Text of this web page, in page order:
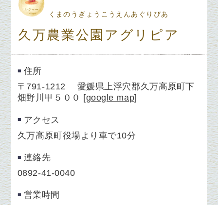
くまのうぎょうこうえんあぐりぴあ
久万農業公園アグリピア
住所
〒791-1212 愛媛県上浮穴郡久万高原町下
畑野川甲５００ [google map]
アクセス
久万高原町役場より車で10分
連絡先
0892-41-0040
営業時間